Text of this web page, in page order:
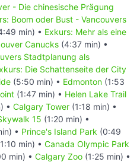
- Die chinesische Prägung
Boom oder Bust - Vancouvers
min) • Exkurs: Mehr als eine
Canucks (4:37 min) •
Stadtplanung als
Die Schattenseite der City
(5:50 min) • Edmonton (1:53
(1:47 min) • Helen Lake Trail
• Calgary Tower (1:18 min) •
15 (1:20 min) •
• Prince's Island Park (0:49
min) • Canada Olympic Park
min) • Calgary Zoo (1:25 min) •